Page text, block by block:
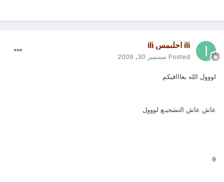
ili احلىمس ili
Posted سبتمبر 30, 2009
لووول الله يعااافيكم
عاش عاش التشجيـع لووول
9